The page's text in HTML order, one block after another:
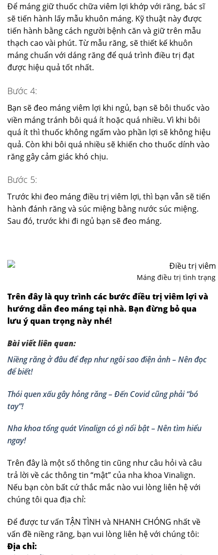
Để máng giữ thuốc chữa viêm lợi khớp với răng, bác sĩ
sẽ tiến hành lấy mẫu khuôn máng. Kỹ thuật này được
tiến hành bằng cách người bệnh căn và giữ trên mẫu
thạch cao vài phút. Từ mẫu răng, sẽ thiết kế khuôn
máng chuẩn với dáng răng để quá trình điều trị đạt
được hiệu quả tốt nhất.
Bước 4:
Bạn sẽ đeo máng viêm lợi khi ngủ, bạn sẽ bôi thuốc vào
viền máng tránh bôi quá ít hoặc quá nhiều. Vì khi bôi
quá ít thì thuốc không ngấm vào phần lợi sẽ không hiệu
quả. Còn khi bôi quá nhiều sẽ khiến cho thuốc dính vào
răng gây cảm giác khó chịu.
Bước 5:
Trước khi đeo máng điều trị viêm lợi, thì bạn vẫn sẽ tiến
hành đánh răng và súc miệng bằng nước súc miệng.
Sau đó, trước khi đi ngủ bạn sẽ đeo máng.
Máng điều trị tình trạng
Trên đây là quy trình các bước điều trị viêm lợi và
hướng dẫn đeo máng tại nhà. Bạn đừng bỏ qua
lưu ý quan trọng này nhé!
Bài viết liên quan:
Niềng răng ở đâu để đẹp như ngôi sao điện ảnh – Nên đọc
để biết!
Thói quen xấu gây hỏng răng – Đến Covid cũng phải “bó
tay”!
Nha khoa tổng quát Vinalign có gì nổi bật – Nên tìm hiểu
ngay!
Trên đây là một số thông tin cũng như câu hỏi và câu
trả lời về các thông tin “mật” của nha khoa Vinalign.
Nếu bạn còn bất cứ thắc mắc nào vui lòng liên hệ với
chúng tôi qua địa chỉ:
Để được tư vấn TẬN TÌNH và NHANH CHÓNG nhất về
vấn đề niềng răng, bạn vui lòng liên hệ với chúng tôi:
Địa chỉ: